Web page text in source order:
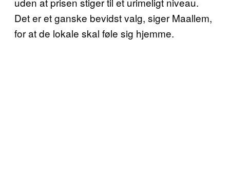
Det er et ganske bevidst valg, siger Maallem,
for at de lokale skal føle sig hjemme.